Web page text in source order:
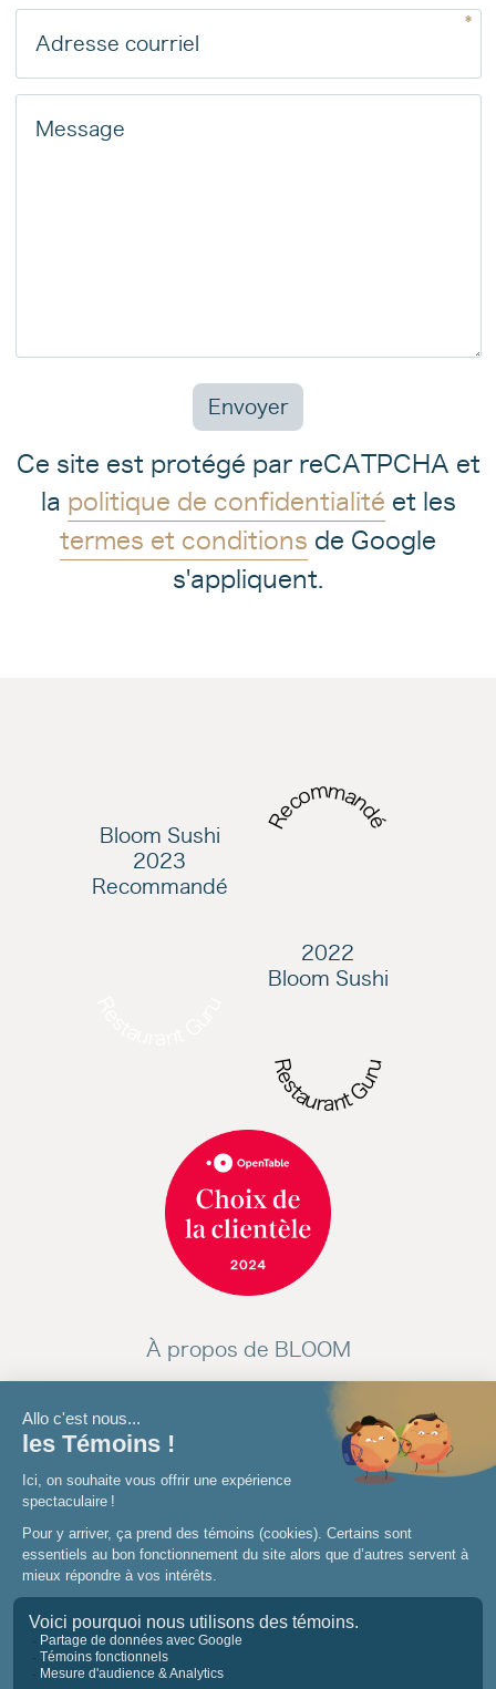
Adresse courriel
*
Message
Envoyer
Ce site est protégé par reCATPCHA et
la politique de confidentialité et les
termes et conditions de Google
s'appliquent.
Bloom Sushi
2023
Recommandé
Recommandé
2022
Bloom Sushi
Restaurant Guru
À propos de BLOOM
Restaurants et menus
Carrières
Nous joindre
Presse